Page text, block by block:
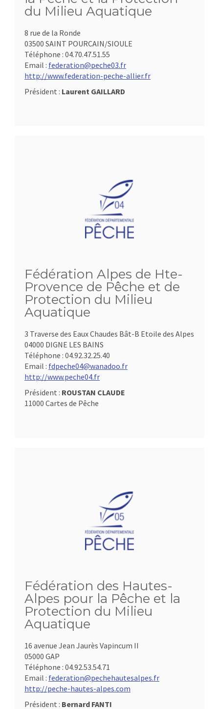
du Milieu Aquatique
8 rue de la Ronde
03500 SAINT POURCAIN/SIOULE
Téléphone : 04.70.47.51.55
Email : federation@peche03.fr
http://www.federation-peche-allier.fr
Président : Laurent GAILLARD
Fédération Alpes de Hte-
Provence de Pêche et de
Protection du Milieu
Aquatique
3 Traverse des Eaux Chaudes Bât-B Etoile des Alpes
04000 DIGNE LES BAINS
Téléphone : 04.92.32.25.40
Email : fdpeche04@wanadoo.fr
http://www.peche04.fr
Président : ROUSTAN CLAUDE
11000 Cartes de Pêche
Fédération des Hautes-
Alpes pour la Pêche et la
Protection du Milieu
Aquatique
16 avenue Jean Jaurès Vapincum II
05000 GAP
Téléphone : 04.92.53.54.71
Email : federation@pechehautesalpes.fr
http://peche-hautes-alpes.com
Président : Bernard FANTI